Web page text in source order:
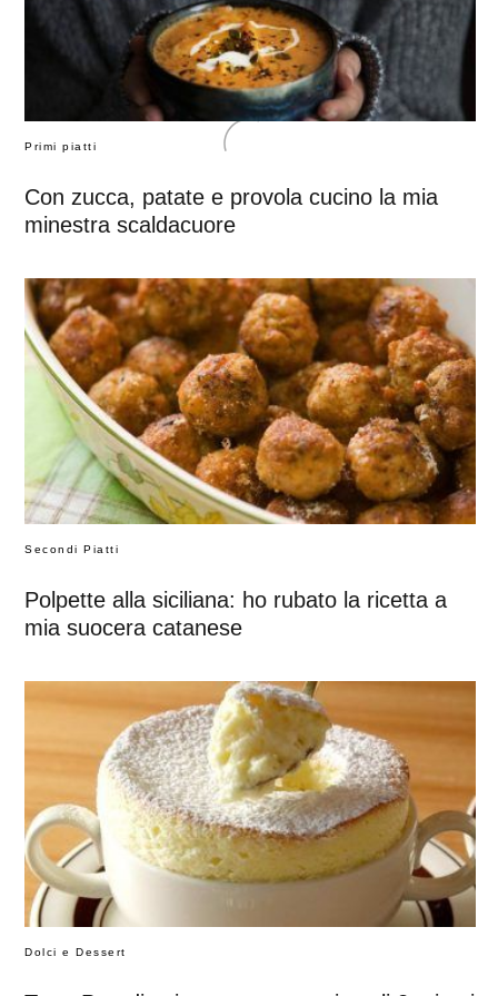
Primi piatti
Con zucca, patate e provola cucino la mia
minestra scaldacuore
Secondi Piatti
Polpette alla siciliana: ho rubato la ricetta a
mia suocera catanese
Dolci e Dessert